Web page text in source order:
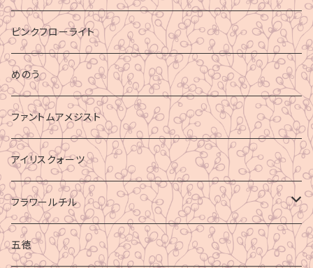
ピンクフローライト
めのう
ファントムアメジスト
アイリスクォーツ
フラワールチル
心身の癒し
五徳